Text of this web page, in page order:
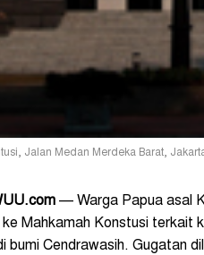
Jalan Medan Merdeka Barat,
— Warga Papua asal
Mahkamah Konstusi terkait
bumi Cendrawasih. Gugatan